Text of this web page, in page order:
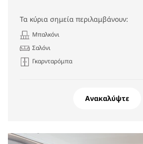
Τα κύρια σημεία περιλαμβάνουν:
Μπαλκόνι
Σαλόνι
Γκαρνταρόμπα
Ανακαλύψτε